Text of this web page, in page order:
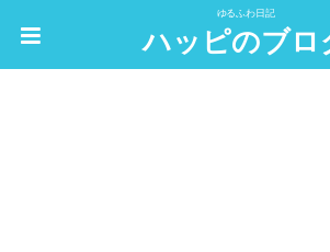
ゆるふわ日記
ハッピのブロ